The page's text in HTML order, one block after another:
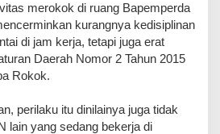
merokok di ruang Bapemperda
kurangnya kedisiplinan
di jam kerja, tetapi juga erat
Daerah Nomor 2 Tahun 2015
Rokok.
perilaku itu dinilainya juga tidak
lain yang sedang bekerja di